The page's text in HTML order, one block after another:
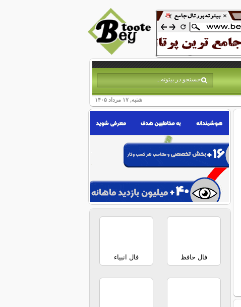
شنبه, ۱۷ مرداد ۱۴۰۵
فال حافظ فال انبیاء